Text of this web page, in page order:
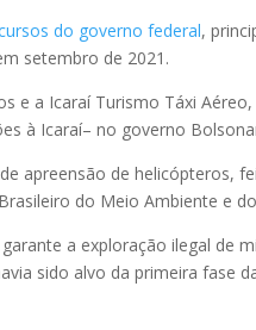
do governo federal,
setembro de 2021.
e a Icaraí Turismo Táxi
à Icaraí– no governo
apreensão de helicópteros,
do Meio Ambiente e
a exploração ilegal de
sido alvo da primeira fase